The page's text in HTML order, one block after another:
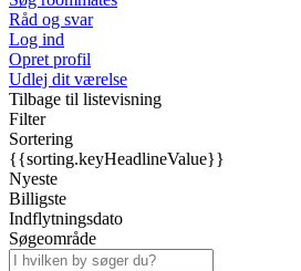
Råd og svar
Log ind
Opret profil
Udlej dit værelse
Tilbage til listevisning
Filter
Sortering
{{sorting.keyHeadlineValue}}
Nyeste
Billigste
Indflytningsdato
Søgeområde